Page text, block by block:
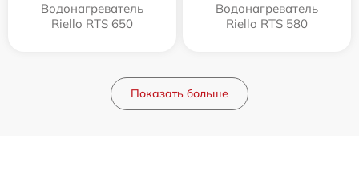
Водонагреватель
Riello RTS 650
Водонагреватель
Riello RTS 580
Показать больше